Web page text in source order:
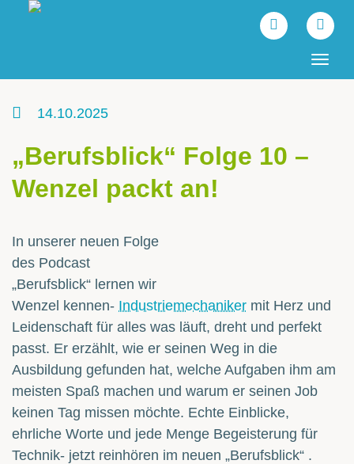
14.10.2025
„Berufsblick“ Folge 10 –
Wenzel packt an!
In unserer neuen Folge
des Podcast
„Berufsblick“ lernen wir
Wenzel kennen- Industriemechaniker mit Herz und
Leidenschaft für alles was läuft, dreht und perfekt
passt. Er erzählt, wie er seinen Weg in die
Ausbildung gefunden hat, welche Aufgaben ihm am
meisten Spaß machen und warum er seinen Job
keinen Tag missen möchte. Echte Einblicke,
ehrliche Worte und jede Menge Begeisterung für
Technik- jetzt reinhören im neuen „Berufsblick“ .